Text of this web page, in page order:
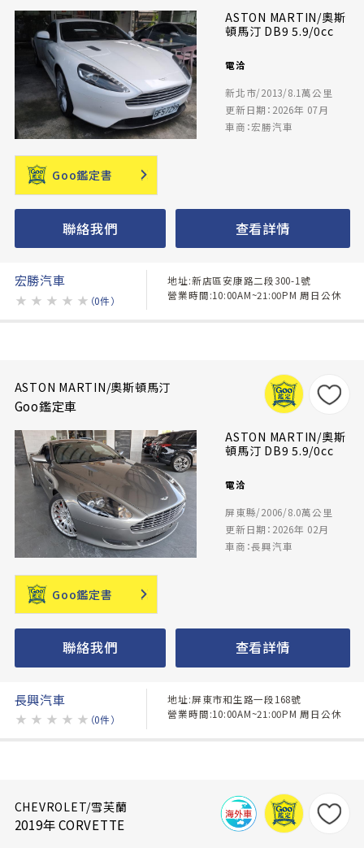
ASTON MARTIN/奧斯
頓馬汀 DB9 5.9/0cc
電洽
新北市/2013/8.1萬公里
更新日期：2026年 07月
車商：宏勝汽車
Goo鑑定書
聯絡我們 查看詳情
宏勝汽車
★ ★ ★ ★ ★ （0件）
地址:新店區安康路二段300-1號
營業時間:10:00AM~21:00PM 周日公休
ASTON MARTIN/奧斯頓馬汀
Goo鑑定車
ASTON MARTIN/奧斯
頓馬汀 DB9 5.9/0cc
電洽
屏東縣/2006/8.0萬公里
更新日期：2026年 02月
車商：長興汽車
Goo鑑定書
聯絡我們 查看詳情
長興汽車
★ ★ ★ ★ ★ （0件）
地址:屏東市和生路一段168號
營業時間:10:00AM~21:00PM 周日公休
CHEVROLET/雪芙蘭
2019年 CORVETTE